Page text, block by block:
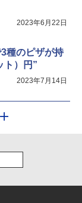
2023年6月22日
種のピザが持
ト）円”
2023年7月14日